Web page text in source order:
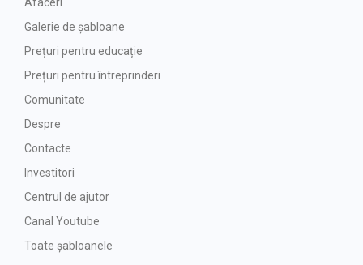
Galerie de șabloane
Prețuri pentru educație
Prețuri pentru întreprinderi
Comunitate
Despre
Contacte
Investitori
Centrul de ajutor
Canal Youtube
Toate șabloanele